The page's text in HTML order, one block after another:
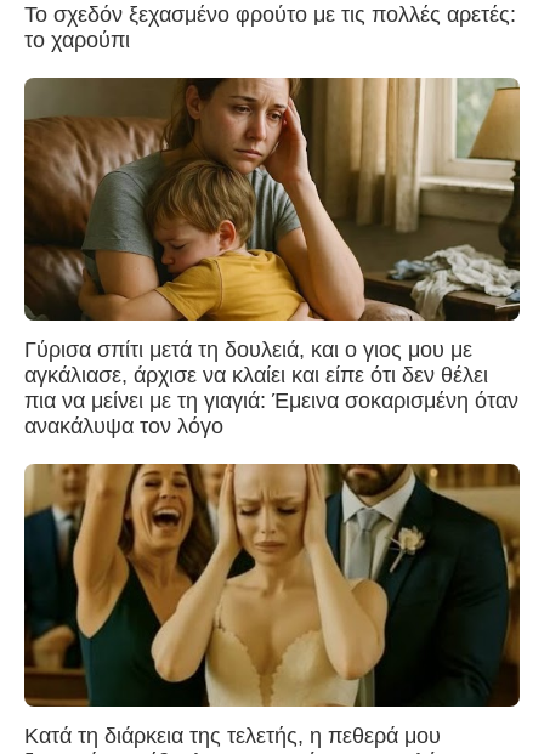
Το σχεδόν ξεχασμένο φρούτο με τις πολλές αρετές:
το χαρούπι
Γύρισα σπίτι μετά τη δουλειά, και ο γιος μου με
αγκάλιασε, άρχισε να κλαίει και είπε ότι δεν θέλει
πια να μείνει με τη γιαγιά: Έμεινα σοκαρισμένη όταν
ανακάλυψα τον λόγο
Κατά τη διάρκεια της τελετής, η πεθερά μου